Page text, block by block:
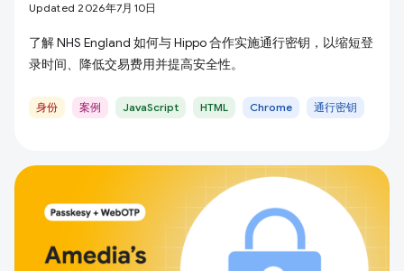
Updated 2026年7月10日
了解 NHS England 如何与 Hippo 合作实施通行密钥，以缩短登
录时间、降低交易费用并提高安全性。
身份 案例 JavaScript HTML Chrome 通行密钥